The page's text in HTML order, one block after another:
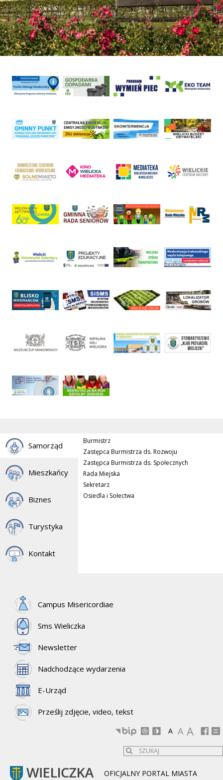
Samorząd
Mieszkańcy
Biznes
Turystyka
Kontakt
Burmistrz
Zastępca Burmistrza ds. Rozwoju
Zastępca Burmistrza ds. Społecznych
Rada Miejska
Sekretarz
Osiedla i Sołectwa
Campus Misericordiae
Sms Wieliczka
Newsletter
Nadchodzące wydarzenia
E-Urząd
Prześlij zdjęcie, video, tekst
A A A
OFICJALNY PORTAL MIASTA